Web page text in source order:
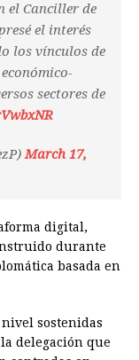
el Canciller de
el interés
los vínculos de
sectores de
March 17,
digital,
durante
basada en
sostenidas
delegación que